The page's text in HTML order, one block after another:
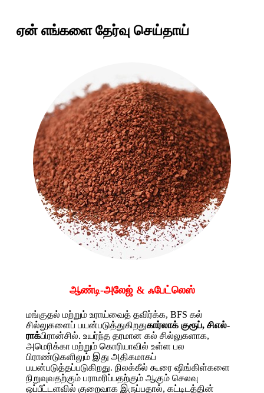
ஏன் எங்களை தேர்வு செய்தாய்
ஆண்டி-அலேஜ் & ஃபேட்லெஸ்
மங்குதல் மற்றும் உராய்வைத் தவிர்க்க, BFS கல்
சில்லுகளைப் பயன்படுத்துகிறதுகார்லாக் குரூப், சிஎல்-
ராக்பிரான்சில். உயர்ந்த தரமான கல் சில்லுகளாக,
அமெரிக்கா மற்றும் கொரியாவில் உள்ள பல
பிராண்டுகளிலும் இது அதிகமாகப்
பயன்படுத்தப்படுகிறது. நிலக்கீல் கூரை ஷிங்கிள்களை
நிறுவுவதற்கும் பராமரிப்பதற்கும் ஆகும் செலவு
ஒப்பீட்டளவில் குறைவாக இருப்பதால், கட்டிடத்தின்